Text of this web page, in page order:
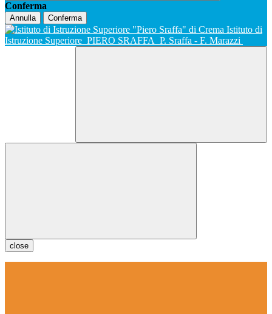
Conferma
Annulla Conferma
Istituto di
Istruzione Superiore PIERO SRAFFA P. Sraffa - F. Marazzi
close